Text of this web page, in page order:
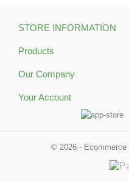
STORE INFORMATION
Products
Our Company
Your Account
© 2026 -